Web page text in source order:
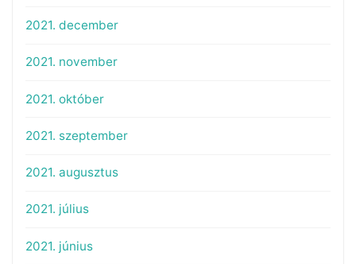
2021. december
2021. november
2021. október
2021. szeptember
2021. augusztus
2021. július
2021. június